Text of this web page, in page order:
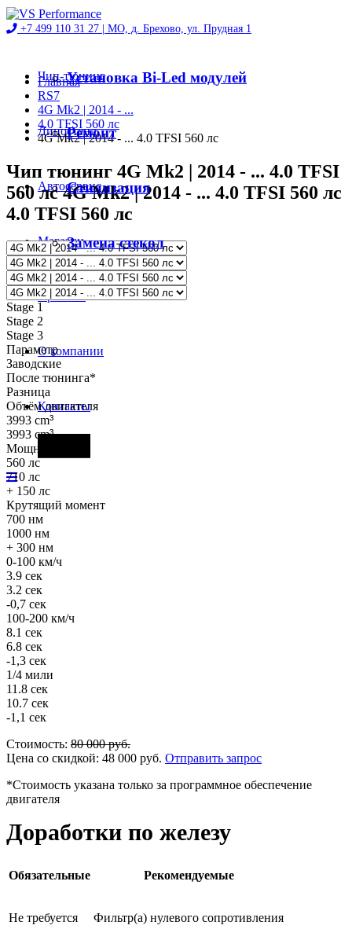
+7 499 110 31 27 | МО, д. Брехово, ул. Прудная 1
Чип-тюнинг
Диностенд
Автосервис
Магазин
Проекты
О компании
Контакты
Установка Bi-Led модулей
Ремонт
Стилизация
Замена стекол
Главная
RS7
4G Mk2 | 2014 - ...
4.0 TFSI 560 лс
4G Mk2 | 2014 - ... 4.0 TFSI 560 лс
Чип тюнинг 4G Mk2 | 2014 - ... 4.0 TFSI
560 лс 4G Mk2 | 2014 - ... 4.0 TFSI 560 лс
4.0 TFSI 560 лс
Stage 1
Stage 2
Stage 3
Параметр
Заводские
После тюнинга*
Разница
Объём двигателя
3993 cm³
3993 cm³
Мощность
560 лс
710 лс
+ 150 лс
Крутящий момент
700 нм
1000 нм
+ 300 нм
0-100 км/ч
3.9 сек
3.2 сек
-0,7 сек
100-200 км/ч
8.1 сек
6.8 сек
-1,3 сек
1/4 мили
11.8 сек
10.7 сек
-1,1 сек
Стоимость: 80 000руб.
Цена со скидкой: 48 000 руб. Отправить запрос
*Стоимость указана только за программное обеспечение
двигателя
Доработки по железу
Обязательные Рекомендуемые
Не требуется Фильтр(а) нулевого сопротивления